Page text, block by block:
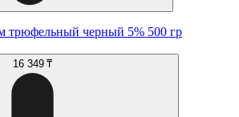
трюфельный черный 5% 500 гр
16 349 ₸